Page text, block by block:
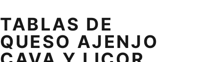
TABLAS DE
QUESO AJENJO